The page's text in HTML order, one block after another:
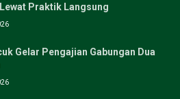
Praktik Langsung
Gelar Pengajian Gabungan Dua